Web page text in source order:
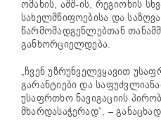
ომანის, აშშ-ის, რეგიონის
სახელმწიფოებისა და
წარმომადგენლებთან
განხორციელდება.
„ჩვენ უზრუნველვყავით
გარანტიები და
უსაფრთხო ნავიგაციის
მხარდასაჭერად“, –